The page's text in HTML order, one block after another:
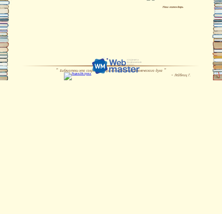
Наш календарь
Библиотеки-это сокровищницы всех богатств человеческого духа
Лейбниц Г.